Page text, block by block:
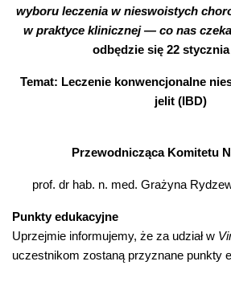
wyboru leczenia w nieswoistych
w praktyce klinicznej — co nas
odbędzie się 22 stycznia
Temat: Leczenie konwencjonalne
jelit (IBD)
Przewodnicząca Komitetu
prof. dr hab. n. med. Grażyna
Punkty edukacyjne
Uprzejmie informujemy, że za udział w
uczestnikom zostaną przyznane punkty